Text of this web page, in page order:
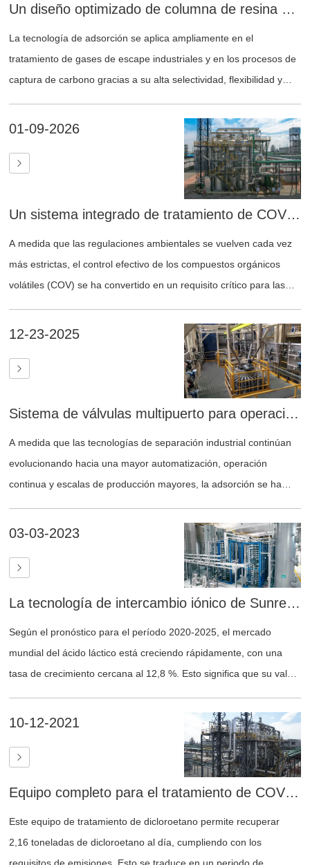
Un diseño optimizado de columna de resina que mejora la distribución de gas y la eficiencia de adsorción en aplicaciones industriales
La tecnología de adsorción se aplica ampliamente en el
tratamiento de gases de escape industriales y en los procesos de
captura de carbono gracias a su alta selectividad, flexibilidad y
actúa como el equipo principal que alberga el medio de adsorción
y regula el flujo del gas de proceso a través del lecho.
01-09-2026
Un sistema integrado de tratamiento de COV que ofrece alta eficiencia, diseño compacto y funcionamiento industrial confiable.
A medida que las regulaciones ambientales se vuelven cada vez
más estrictas, el control efectivo de los compuestos orgánicos
volátiles (COV) se ha convertido en un requisito crítico para las
metalurgia, productos farmacéuticos y fabricación especializada.
12-23-2025
Sistema de válvulas multipuerto para operaciones de adsorción continua
A medida que las tecnologías de separación industrial continúan
evolucionando hacia una mayor automatización, operación
continua y escalas de producción mayores, la adsorción se ha
como la recuperación de metales, la extracción de litio de
salmueras, la purificación biofarmacéutica y el tratamiento de
agua.
03-03-2023
La tecnología de intercambio iónico de Sunresin potencia la industria del procesamiento del ácido láctico
Según el pronóstico para el período 2020-2025, el mercado
mundial del ácido láctico está creciendo rápidamente, con una
tasa de crecimiento cercana al 12,8 %. Esto significa que su valor
dólares en 2020 a 2200 millones de dólares en 2025.
10-12-2021
Equipo completo para el tratamiento de COV de gases residuales desde las instalaciones del cliente
Este equipo de tratamiento de dicloroetano permite recuperar
2,16 toneladas de dicloroetano al día, cumpliendo con los
requisitos de emisiones. Esto se traduce en un periodo de